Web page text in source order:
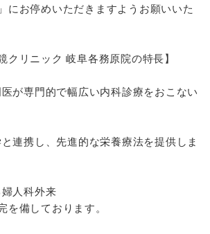
にお停めいただきますようお願いいた
クリニック 岐阜各務原院の特長】
が専門的で幅広い内科診療をおこない
連携し、先進的な栄養療法を提供しま
人科外来
を備しております。